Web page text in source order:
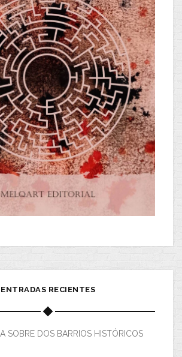
ENTRADAS RECIENTES
SOBRE DOS BARRIOS HISTÓRICOS